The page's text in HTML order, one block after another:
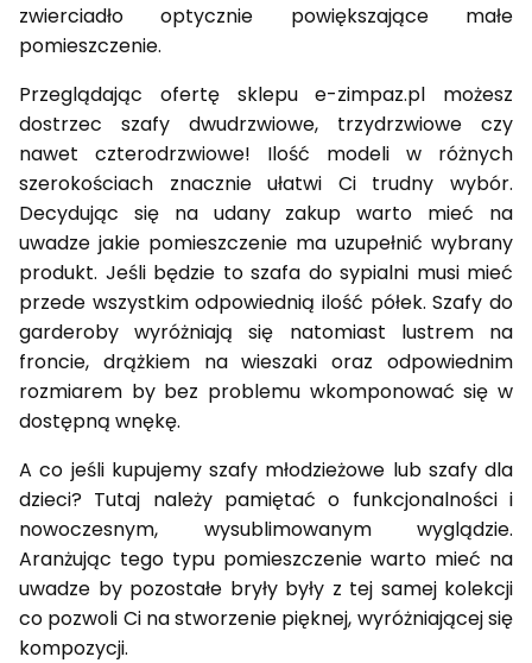
zwierciadło optycznie powiększające małe
pomieszczenie.
Przeglądając ofertę sklepu e-zimpaz.pl możesz
dostrzec szafy dwudrzwiowe, trzydrzwiowe czy
nawet czterodrzwiowe! Ilość modeli w różnych
szerokościach znacznie ułatwi Ci trudny wybór.
Decydując się na udany zakup warto mieć na
uwadze jakie pomieszczenie ma uzupełnić wybrany
produkt. Jeśli będzie to szafa do sypialni musi mieć
przede wszystkim odpowiednią ilość półek. Szafy do
garderoby wyróżniają się natomiast lustrem na
froncie, drążkiem na wieszaki oraz odpowiednim
rozmiarem by bez problemu wkomponować się w
dostępną wnękę.
A co jeśli kupujemy szafy młodzieżowe lub szafy dla
dzieci? Tutaj należy pamiętać o funkcjonalności i
nowoczesnym, wysublimowanym wyglądzie.
Aranżując tego typu pomieszczenie warto mieć na
uwadze by pozostałe bryły były z tej samej kolekcji
co pozwoli Ci na stworzenie pięknej, wyróżniającej się
kompozycji.